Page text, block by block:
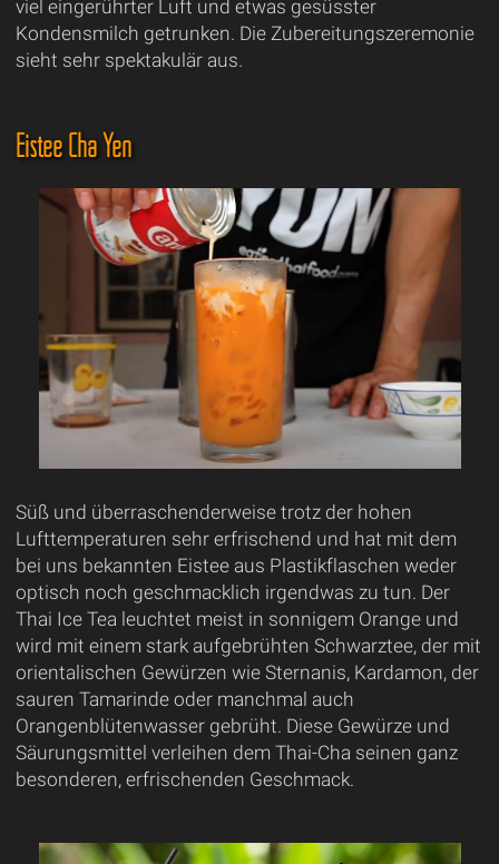
viel eingerührter Luft und etwas gesüsster
Kondensmilch getrunken. Die Zubereitungszeremonie
sieht sehr spektakulär aus.
Eistee Cha Yen
Süß und überraschenderweise trotz der hohen
Lufttemperaturen sehr erfrischend und hat mit dem
bei uns bekannten Eistee aus Plastikflaschen weder
optisch noch geschmacklich irgendwas zu tun. Der
Thai Ice Tea leuchtet meist in sonnigem Orange und
wird mit einem stark aufgebrühten Schwarztee, der mit
orientalischen Gewürzen wie Sternanis, Kardamon, der
sauren Tamarinde oder manchmal auch
Orangenblütenwasser gebrüht. Diese Gewürze und
Säurungsmittel verleihen dem Thai-Cha seinen ganz
besonderen, erfrischenden Geschmack.